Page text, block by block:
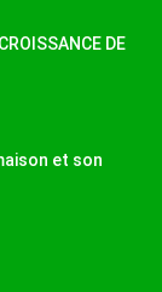
DE
et son